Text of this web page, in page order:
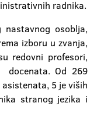
radnika.
osoblja,
izboru u zvanja,
redovni profesori,
docenata. Od 269
5 je viših
stranog jezika i